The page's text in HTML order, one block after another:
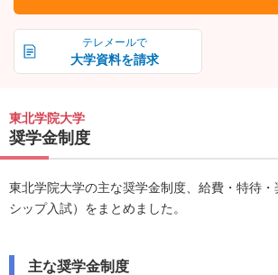
テレメールで
大学資料を請求
東北学院大学
奨学金制度
東北学院大学の主な奨学金制度、給費・特待・
シップ入試）をまとめました。
主な奨学金制度